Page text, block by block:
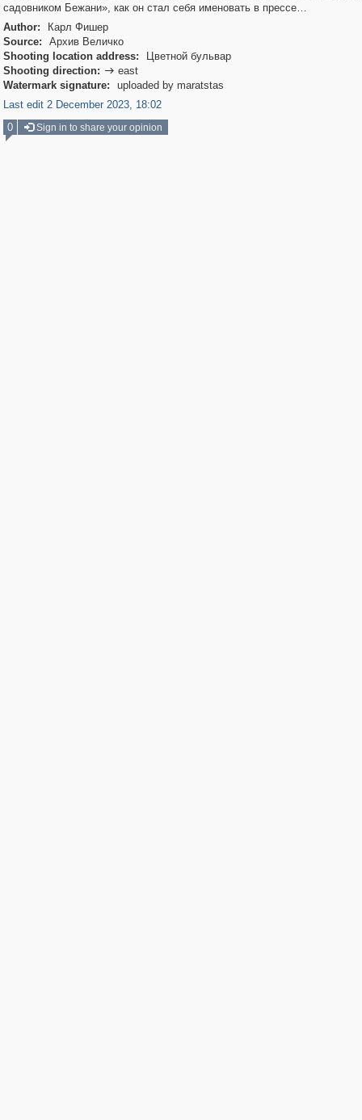
садовником Бежани», как он стал себя именовать в прессе…
Author:
Карл Фишер
Source:
Архив Величко
Shooting location address:
Цветной бульвар
Shooting direction:  east
Watermark signature:
uploaded by maratstas
Last edit 2 December 2023, 18:02
0
Sign in to share your opinion